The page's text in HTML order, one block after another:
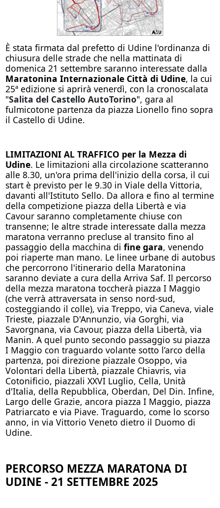
È stata firmata dal prefetto di Udine l'ordinanza di
chiusura delle strade che nella mattinata di
domenica 21 settembre saranno interessate dalla
Maratonina Internazionale Città di Udine, la cui
25ª edizione si aprirà venerdì, con la cronoscalata
"Salita del Castello AutoTorino", gara al
fulmicotone partenza da piazza Lionello fino sopra
il Castello di Udine.
LIMITAZIONI AL TRAFFICO per la Mezza di
Udine. Le limitazioni alla circolazione scatteranno
alle 8.30, un'ora prima dell'inizio della corsa, il cui
start è previsto per le 9.30 in Viale della Vittoria,
davanti all'Istituto Sello. Da allora e fino al termine
della competizione piazza della Libertà e via
Cavour saranno completamente chiuse con
transenne; le altre strade interessate dalla mezza
maratona verranno precluse al transito fino al
passaggio della macchina di fine gara, venendo
poi riaperte man mano. Le linee urbane di autobus
che percorrono l'itinerario della Maratonina
saranno deviate a cura della Arriva Saf. Il percorso
della mezza maratona toccherà piazza I Maggio
(che verrà attraversata in senso nord-sud,
costeggiando il colle), via Treppo, via Caneva, viale
Trieste, piazzale D'Annunzio, via Gorghi, via
Savorgnana, via Cavour, piazza della Libertà, via
Manin. A quel punto secondo passaggio su piazza
I Maggio con traguardo volante sotto l’arco della
partenza, poi direzione piazzale Osoppo, via
Volontari della Libertà, piazzale Chiavris, via
Cotonificio, piazzali XXVI Luglio, Cella, Unità
d'Italia, della Repubblica, Oberdan, Del Din. Infine,
Largo delle Grazie, ancora piazza I Maggio, piazza
Patriarcato e via Piave. Traguardo, come lo scorso
anno, in via Vittorio Veneto dietro il Duomo di
Udine.
PERCORSO MEZZA MARATONA DI
UDINE - 21 SETTEMBRE 2025